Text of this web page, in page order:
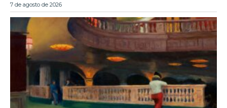
7 de agosto de 2026